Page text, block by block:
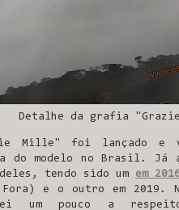
Detalhe da grafia
Mille" foi lançado e
do modelo no Brasil.
tendo sido um em
e o outro em 2019.
um pouco a